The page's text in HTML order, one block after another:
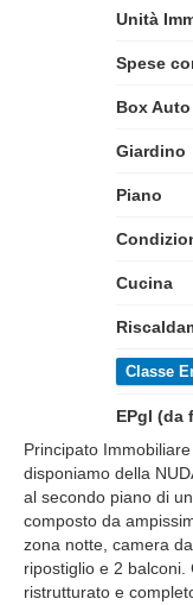
Unità
Spese
Box Auto
Giardino
Piano
Cucina
Classe
EPgl (da
Principato
disponiamo della
al secondo piano di
composto da
zona notte, camera
ripostiglio e 2
ristrutturato e